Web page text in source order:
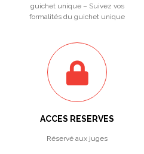
guichet unique – Suivez vos
formalités du guichet unique
ACCES RESERVES
Réservé aux juges